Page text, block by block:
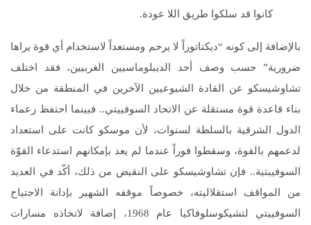
كانوا قد سلكوا طريق اللا عودة.
بالإضافة إلى كونه “ديكتاتوراً لا يرحم ومستعداً لاستخدام أي قوة يراها
ضرورية” حسب وصف أحد الديبلوماسيين الغربيين، فقد اختلف
تشاوشيسكو عن القادة الشيوعيين الآخرين في المنطقة من خلال
بناء قاعدة قوة مستقلة عن الاتحاد السوفييتي.. فبينما احتفظ زعماء
الدول الشرقية بالسلطة لسنوات، لأن موسكو كانت على استعداد
لدعمهم بالقوة، وسقطوا فوراً عندما لم يعد بإمكانهم استدعاء القوّة
السوفييتية.. فإن تشاوشيسكو على النقيض من ذلك، أكّد في العديد
من المواقف استقلاليته، خصوصاً موقفه الشهير بإدانة الاجتياح
السوفييتي لتشيكوسلوفاكيا عام 1968، إضافة لاتخاذه مسارات